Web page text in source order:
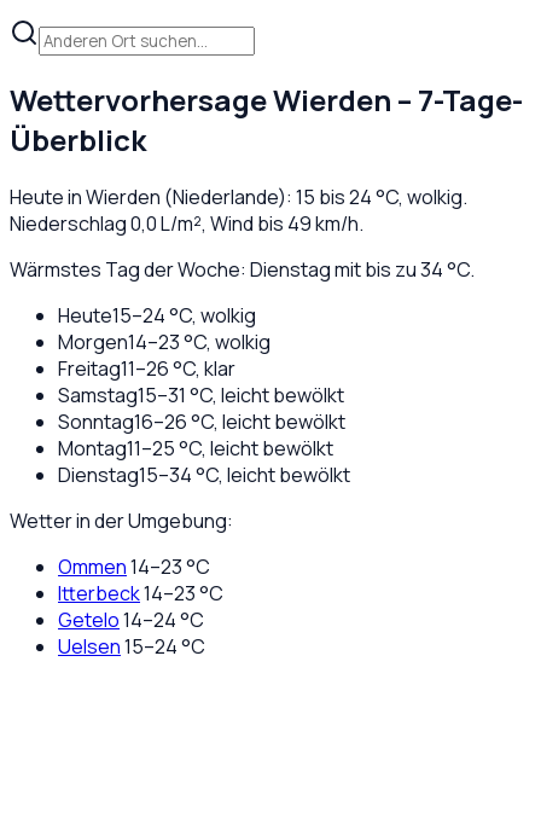
WettervorhersageWierden – 7-Tage-
Überblick
Heute inWierden (Niederlande): 15 bis24°C, wolkig.
Niederschlag0,0L/m², Wind bis 49km/h.
Wärmstes Tag der Woche: Dienstag mit bis zu 34 °C.
Heute15–24°C, wolkig
Morgen14–23°C, wolkig
Freitag11–26°C, klar
Samstag15–31 °C, leicht bewölkt
Sonntag16–26°C, leicht bewölkt
Montag11–25°C, leicht bewölkt
Dienstag15–34°C, leicht bewölkt
Wetter in der Umgebung:
Ommen14–23°C
Itterbeck14–23°C
Getelo14–24°C
Uelsen15–24°C